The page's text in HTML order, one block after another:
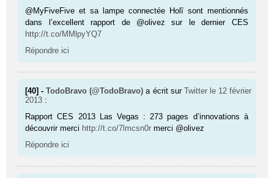
@MyFiveFive et sa lampe connectée Holî sont mentionnés
dans l’excellent rapport de @olivez sur le dernier CES
http://t.co/MMlpyYQ7
Répondre ici
[40] -TodoBravo (@TodoBravo) a écrit sur Twitter le 12 février
2013 :
Rapport CES 2013 Las Vegas : 273 pages d’innovations à
découvrir merci http://t.co/7lmcsn0r merci @olivez
Répondre ici